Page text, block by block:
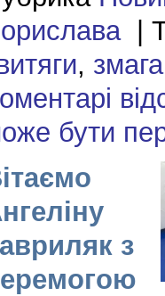
|
,
бути
з